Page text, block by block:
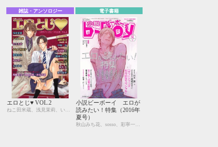
雑誌・アンソロジー
エロとじ♥ VOL.2
電子書籍
小説ビーボーイ エロが
読みたい！特集（2016年
夏号）